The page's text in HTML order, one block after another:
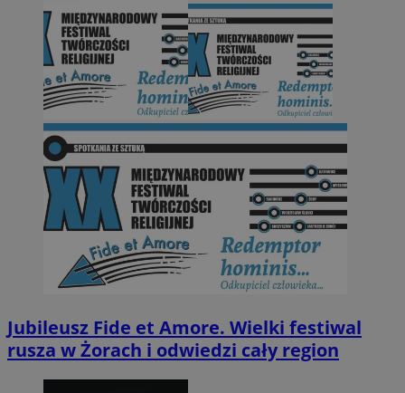
Jubileusz Fide et Amore. Wielki festiwal
rusza w Żorach i odwiedzi cały region